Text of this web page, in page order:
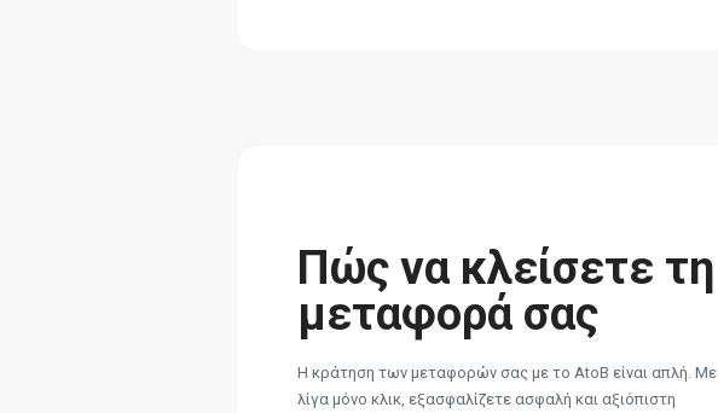
Πώς να κλείσετε τη
μεταφορά σας
Η κράτηση των μεταφορών σας με το AtoB είναι απλή. Με
λίγα μόνο κλικ, εξασφαλίζετε ασφαλή και αξιόπιστη